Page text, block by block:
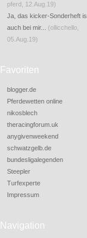
pferd, 12.Aug.19)
Ja, das kicker-Sonderheft
auch bei mir...
(ollicchello,
05.Aug.19)
Favoriten
blogger.de
Pferdewetten online
nikosblech
theracingforum.uk
anygivenweekend
schwatzgelb.de
bundesligalegenden
Steepler
Turfexperte
Impressum
Navigation